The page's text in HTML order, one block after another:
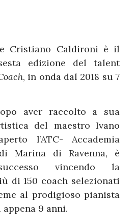
Cristiano Caldironi è il
edizione del talent
, in onda dal 2018 su 7
aver raccolto a sua
del maestro Ivano
l’ATC- Accademia
Marina di Ravenna, è
vincendo la
di 150 coach selezionati
al prodigioso pianista
9 anni.